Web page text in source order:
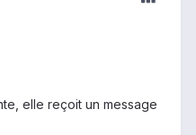
elle reçoit un message